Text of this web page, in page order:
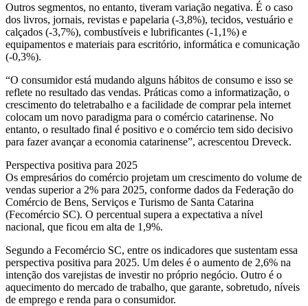
Outros segmentos, no entanto, tiveram variação negativa. É o caso
dos livros, jornais, revistas e papelaria (-3,8%), tecidos, vestuário e
calçados (-3,7%), combustíveis e lubrificantes (-1,1%) e
equipamentos e materiais para escritório, informática e comunicação
(-0,3%).
“O consumidor está mudando alguns hábitos de consumo e isso se
reflete no resultado das vendas. Práticas como a informatização, o
crescimento do teletrabalho e a facilidade de comprar pela internet
colocam um novo paradigma para o comércio catarinense. No
entanto, o resultado final é positivo e o comércio tem sido decisivo
para fazer avançar a economia catarinense”, acrescentou Dreveck.
Perspectiva positiva para 2025
Os empresários do comércio projetam um crescimento do volume de
vendas superior a 2% para 2025, conforme dados da Federação do
Comércio de Bens, Serviços e Turismo de Santa Catarina
(Fecomércio SC). O percentual supera a expectativa a nível
nacional, que ficou em alta de 1,9%.
Segundo a Fecomércio SC, entre os indicadores que sustentam essa
perspectiva positiva para 2025. Um deles é o aumento de 2,6% na
intenção dos varejistas de investir no próprio negócio. Outro é o
aquecimento do mercado de trabalho, que garante, sobretudo, níveis
de emprego e renda para o consumidor.